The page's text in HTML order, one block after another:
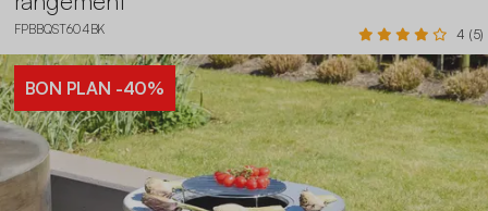
FPBBQST604BK 4 (5)
BON PLAN -40%